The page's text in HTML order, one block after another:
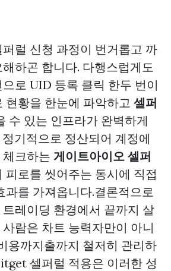
럴 신청 과정이 번거롭고 까
하곤 합니다. 다행스럽게도
로 UID 등록 클릭 한두 번이
현황을 한눈에 파악하고 셀퍼
수 있는 인프라가 완벽하게
기적으로 정산되어 계정에
크하는 게이트아이오 셀퍼
피로를 씻어주는 동시에 직접
과를 가져옵니다.결론적으로
레이딩 환경에서 끝까지 살
람은 차트 능력자만이 아니
용까지출까지 철저히 관리하
셀퍼럴 적용은 이러한 성